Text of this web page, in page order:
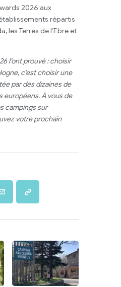
2026 aux
répartis
les Terres de l’Ebre et
l’ont prouvé : choisir
c’est choisir une
par des dizaines de
européens. À vous de
campings sur
votre prochain